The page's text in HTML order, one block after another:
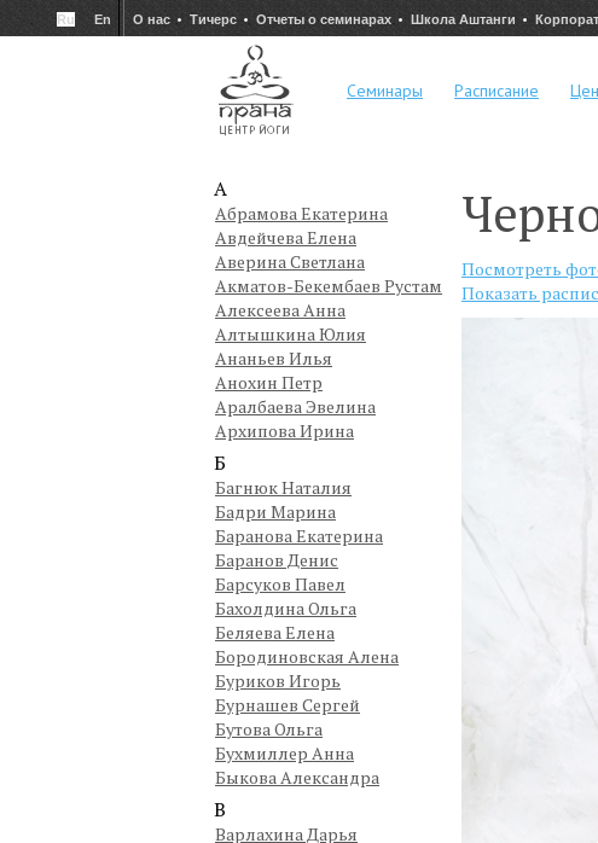
Ru En О нас Тичерс Отчеты о семинарах Школа Аштанги
Семинары Расписание
А
Абрамова Екатерина
Авдейчева Елена
Аверина Светлана
Акматов-Бекембаев Рустам
Алексеева Анна
Алтышкина Юлия
Ананьев Илья
Анохин Петр
Аралбаева Эвелина
Архипова Ирина
Б
Багнюк Наталия
Бадри Марина
Баранова Екатерина
Баранов Денис
Барсуков Павел
Бахолдина Ольга
Беляева Елена
Бородиновская Алена
Буриков Игорь
Бурнашев Сергей
Бутова Ольга
Бухмиллер Анна
Быкова Александра
В
Варлахина Дарья
Посмотреть
Показать